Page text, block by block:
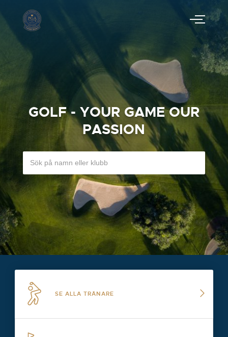
GOLF - YOUR GAME OUR
PASSION
SE ALLA TRÄNARE